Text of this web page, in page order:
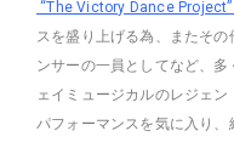
“The Victory Dance Project”
スを盛り上げる為、またそ
ンサーの一員としてなど、
ェイミュージカルのレジェ
パフォーマンスを気に入り、